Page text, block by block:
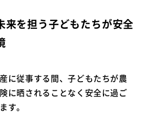
を担う子どもたちが安全
に従事する間、子どもたちが農
に晒されることなく安全に過ご
す。